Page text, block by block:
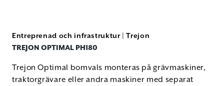
Entreprenad och infrastruktur|Trejon
TREJON OPTIMAL PH180
Trejon Optimal bomvals monteras på grävmaskiner,
traktorgrävare eller andra maskiner med separat